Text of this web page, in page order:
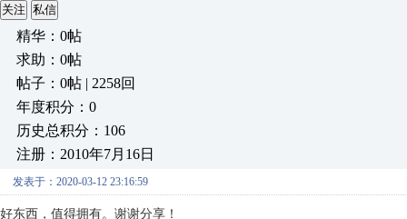
关注 私信
精华：0帖
求助：0帖
帖子：0帖 | 2258回
年度积分：0
历史总积分：106
注册：2010年7月16日
发表于：2020-03-12 23:16:59
好东西，值得拥有。谢谢分享！